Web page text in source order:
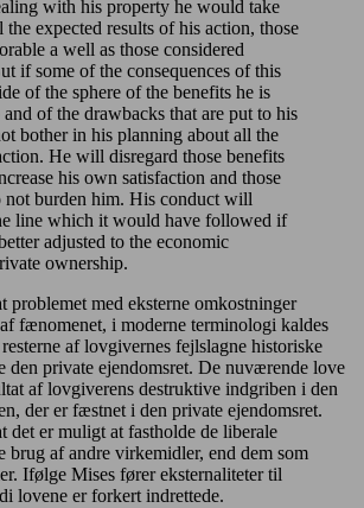
with his property he would take
expected results of his action, those
a well as those considered
if some of the consequences of this
of the sphere of the benefits he is
of the drawbacks that are put to his
bother in his planning about all the
He will disregard those benefits
his own satisfaction and those
not burden him. His conduct will
line which it would have followed if
adjusted to the economic
ownership.
problemet med eksterne omkostninger
fænomenet, i moderne terminologi kaldes
af lovgivernes fejlslagne historiske
den private ejendomsret. De nuværende love
af lovgiverens destruktive indgriben i den
der er fæstnet i den private ejendomsret.
det er muligt at fastholde de liberale
brug af andre virkemidler, end dem som
Ifølge Mises fører eksternaliteter til
lovene er forkert indrettede.